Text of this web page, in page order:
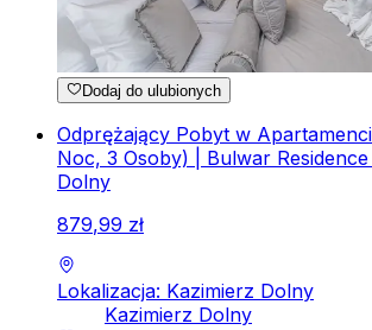
Dodaj do ulubionych
Odprężający Pobyt w
Noc, 3 Osoby) | Bulwar
Dolny
879,99 zł
Lokalizacja: Kazimierz Dolny
Kazimierz Dolny